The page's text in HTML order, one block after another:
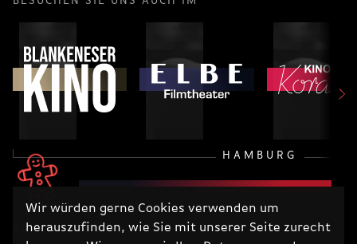
Wir würden gerne Cookies verwenden um
herauszufinden, wie Sie mit unserer Seite zurecht
HAMBURG
RECHTLICHES